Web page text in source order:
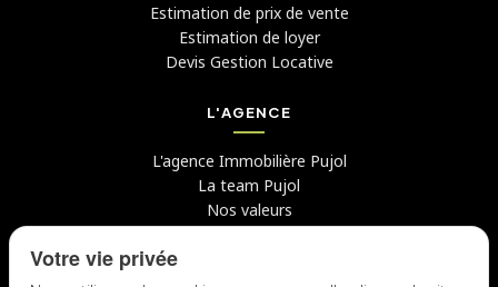
Estimation de prix de vente
Estimation de loyer
Devis Gestion Locative
L'AGENCE
L'agence Immobilière Pujol
La team Pujol
Nos valeurs
Avis clients
Candidater chez nous
Votre vie privée